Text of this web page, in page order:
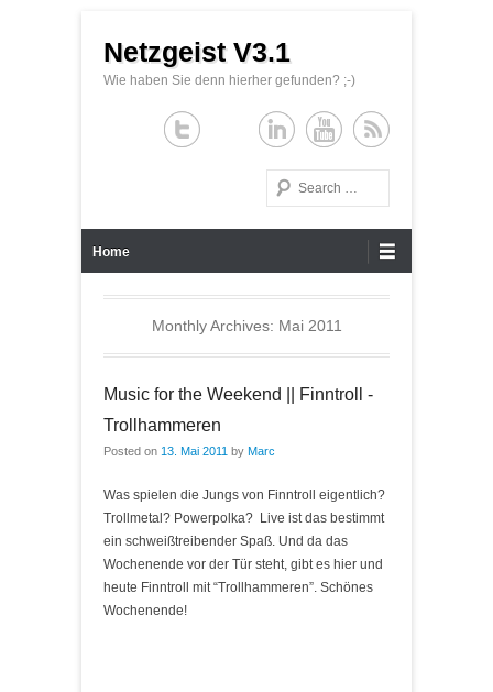
Netzgeist V3.1
Wie haben Sie denn hierher gefunden? ;-)
Search
Home
Monthly Archives: Mai 2011
Music for the Weekend || Finntroll -
Trollhammeren
Posted on 13. Mai 2011 by Marc
Was spielen die Jungs von Finntroll eigentlich?
Trollmetal? Powerpolka? Live ist das bestimmt
ein schweißtreibender Spaß. Und da das
Wochenende vor der Tür steht, gibt es hier und
heute Finntroll mit “Trollhammeren”. Schönes
Wochenende!